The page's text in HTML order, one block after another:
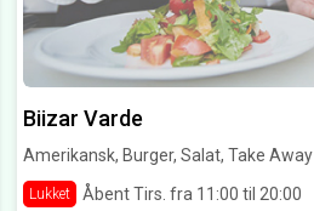
Biizar Varde
Amerikansk, Burger, Salat, Take Away
Lukket
Åbent Tirs. fra 11:00 til 20:00